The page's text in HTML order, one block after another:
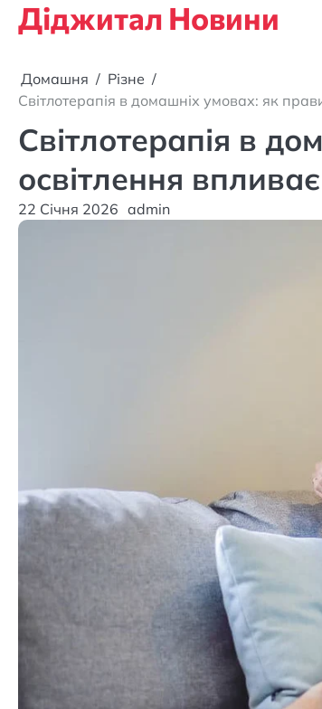
Перейти
Діджитал Новини
Домашня
Різне
Світлотерапія в домашніх умовах: як
Світлотерапія в
освітлення
22 Січня 2026 admin